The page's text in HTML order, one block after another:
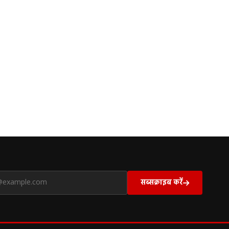
सब्सक्राइब करें